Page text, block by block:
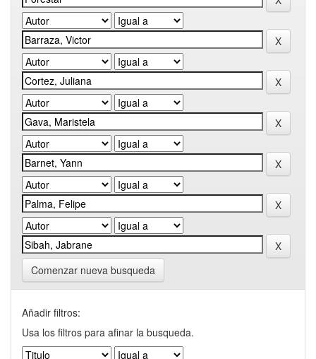
Comenzar nueva busqueda
Añadir filtros:
Usa los filtros para afinar la busqueda.